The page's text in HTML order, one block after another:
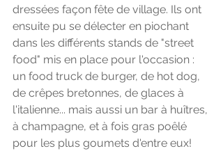
dressées façon fête de village. Ils ont
ensuite pu se délecter en piochant
dans les différents stands de "street
food" mis en place pour l'occasion :
un food truck de burger, de hot dog,
de crêpes bretonnes, de glaces à
l'italienne... mais aussi un bar à huîtres,
à champagne, et à fois gras poêlé
pour les plus goumets d'entre eux!